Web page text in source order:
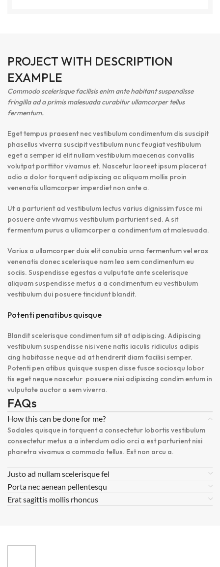
PROJECT WITH DESCRIPTION
EXAMPLE
Commodo scelerisque facilisis enim ante habitant suspendisse
fringilla ad a primis malesuada curabitur ullamcorper tellus
fermentum.
Eget tempus praesent nec vestibulum condimentum dis suscipit
phasellus viverra suscipit vestibulum nunc feugiat vestibulum
eget a semper id elit nullam vestibulum maecenas convallis
volutpat porttitor vivamus et. Nascetur laoreet ipsum placerat
odio a dolor torquent adipiscing ac aliquam mollis proin
venenatis ullamcorper imperdiet non ante a.
Ut a parturient ad vestibulum lectus varius dignissim fusce mi
posuere ante vivamus vestibulum parturient sed. A sit
fermentum purus a ullamcorper a condimentum at malesuada.
Varius a ullamcorper duis elit conubia urna fermentum vel eros
venenatis donec scelerisque nam leo sem condimentum eu
sociis. Suspendisse egestas a vulputate ante scelerisque
aliquam suspendisse metus a a condimentum eu vestibulum
vestibulum dui posuere tincidunt blandit.
Potenti penatibus quisque
Blandit scelerisque condimentum sit at adipiscing. Adipiscing
vestibulum suspendisse nisi vene natis iaculis ridiculus adipis
cing habitasse neque ad at hendrerit diam facilisi semper.
Potenti pen atibus quisque suspen disse fusce sociosqu lobor
tis eget neque nascetur posuere nisi adipiscing condim entum in
vulputate auctor a sem viverra.
FAQs
How this can be done for me?
Sodales quisque in torquent a consectetur lobortis vestibulum
consectetur metus a a interdum odio orci a est parturient nisi
pharetra vivamus a commodo tellus. Est non arcu a.
Justo ad nullam scelerisque fel
Porta nec aenean pellentesqu
Erat sagittis mollis rhoncus